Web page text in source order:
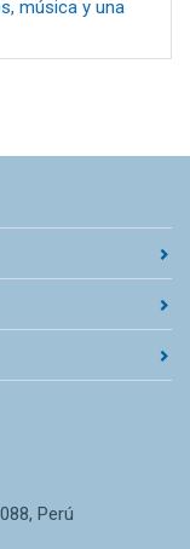
música y una
Perú